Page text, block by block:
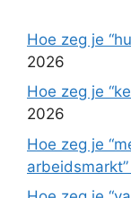
Hoe zeg je
2026
Hoe zeg je
2026
Hoe zeg je